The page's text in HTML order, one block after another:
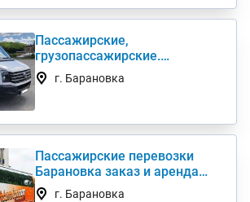
Пассажирские,
грузопассажирские.
Развозка. Трансфер. Аренда
автобуса
г. Барановка
Пассажирские перевозки
Барановка заказ и аренда
автобуса 50, 55, 62, 89 мест
г. Барановка